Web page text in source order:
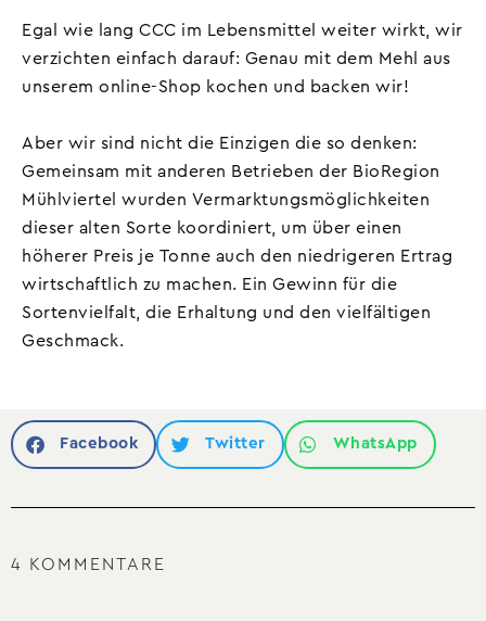
Egal wie lang CCC im Lebensmittel weiter wirkt, wir
verzichten einfach darauf: Genau mit dem Mehl aus
unserem online-Shop kochen und backen wir!
Aber wir sind nicht die Einzigen die so denken:
Gemeinsam mit anderen Betrieben der BioRegion
Mühlviertel wurden Vermarktungsmöglichkeiten
dieser alten Sorte koordiniert, um über einen
höherer Preis je Tonne auch den niedrigeren Ertrag
wirtschaftlich zu machen. Ein Gewinn für die
Sortenvielfalt, die Erhaltung und den vielfältigen
Geschmack.
Facebook Twitter WhatsApp
4 KOMMENTARE